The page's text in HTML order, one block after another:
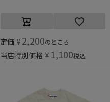
定価 ¥ 2,200のところ
当店特別価格 ¥ 1,100税込